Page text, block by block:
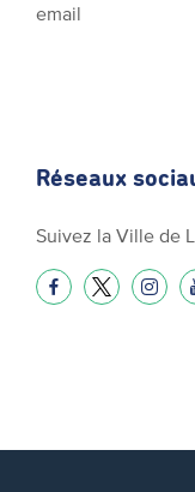
email
Réseaux
Suivez la Ville de